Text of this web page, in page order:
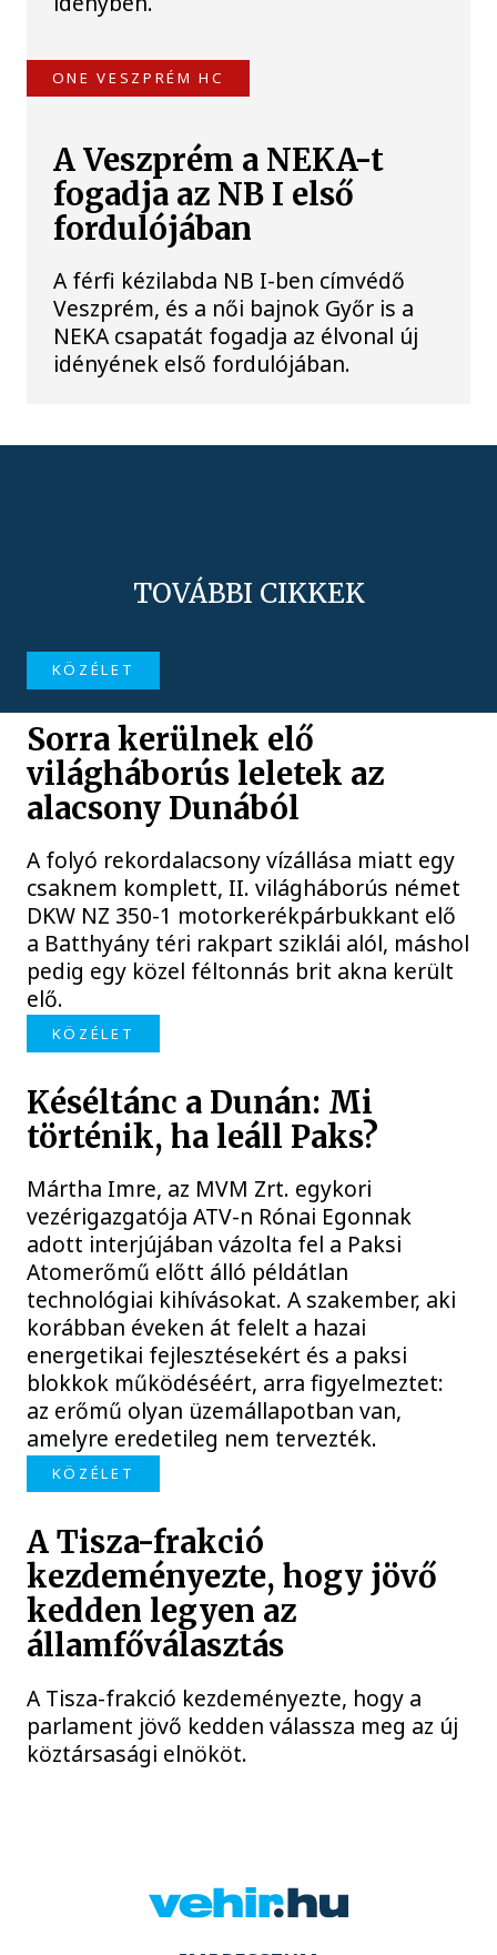
ONE VESZPRÉM HC
A Veszprém a NEKA-t
fogadja az NB I első
fordulójában
A férfi kézilabda NB I-ben címvédő
Veszprém, és a női bajnok Győr is a
NEKA csapatát fogadja az élvonal új
idényének első fordulójában.
TOVÁBBI CIKKEK
KÖZÉLET
Sorra kerülnek elő
világháborús leletek az
alacsony Dunából
A folyó rekordalacsony vízállása miatt egy
csaknem komplett, II. világháborús német
DKW NZ 350-1 motorkerékpárbukkant elő
a Batthyány téri rakpart sziklái alól, máshol
pedig egy közel féltonnás brit akna került
elő.
KÖZÉLET
Késéltánc a Dunán: Mi
történik, ha leáll Paks?
Mártha Imre, az MVM Zrt. egykori
vezérigazgatója ATV-n Rónai Egonnak
adott interjújában vázolta fel a Paksi
Atomerőmű előtt álló példátlan
technológiai kihívásokat. A szakember, aki
korábban éveken át felelt a hazai
energetikai fejlesztésekért és a paksi
blokkok működéséért, arra figyelmeztet:
az erőmű olyan üzemállapotban van,
amelyre eredetileg nem tervezték.
KÖZÉLET
A Tisza-frakció
kezdeményezte, hogy jövő
kedden legyen az
államfőválasztás
A Tisza-frakció kezdeményezte, hogy a
parlament jövő kedden válassza meg az új
köztársasági elnököt.